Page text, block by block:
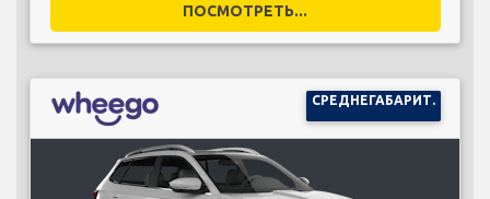
ПОСМОТРЕТЬ...
СРЕДНЕГАБАРИТ.